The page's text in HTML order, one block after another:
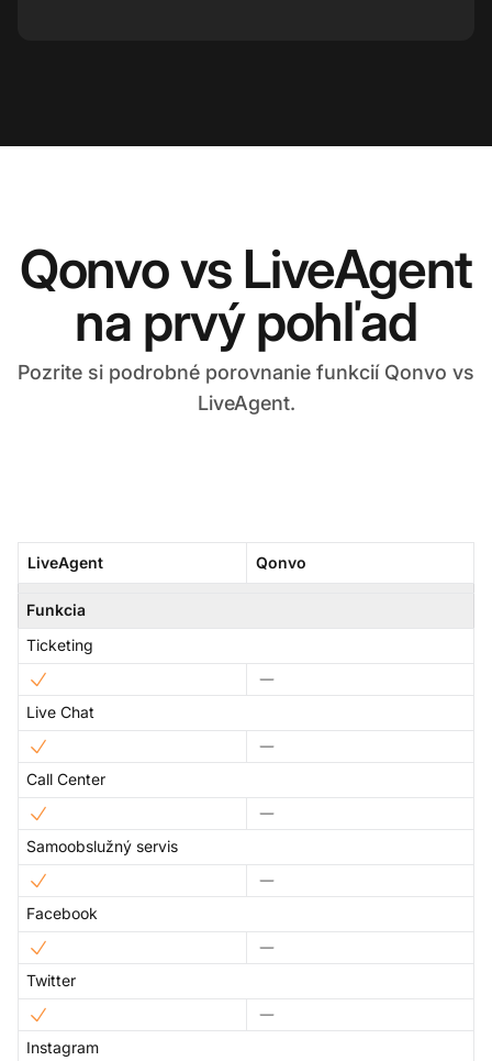
Qonvo vs LiveAgent
na prvý pohľad
Pozrite si podrobné porovnanie funkcií Qonvo vs
LiveAgent.
LiveAgent Qonvo
Funkcia
Ticketing
Live Chat
Call Center
Samoobslužný servis
Facebook
Twitter
Instagram